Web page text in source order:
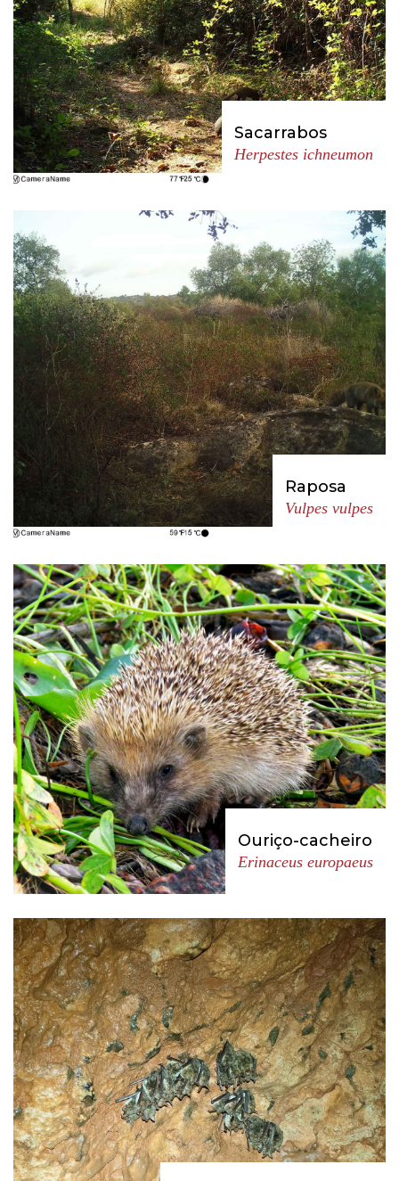
Sacarrabos
Herpestes ichneumon
Raposa
Vulpes vulpes
Ouriço-cacheiro
Erinaceus europaeus